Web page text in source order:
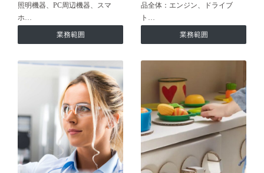
照明機器、PC周辺機器、スマ
ホ…
業務範囲
品全体：エンジン、ドライブ
ト…
業務範囲